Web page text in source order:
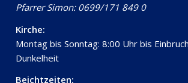
Pfarrer Simon: 0699/171 849 0
Kirche:
Montag bis Sonntag: 8:00 Uhr bis
Dunkelheit
Beichtzeiten: